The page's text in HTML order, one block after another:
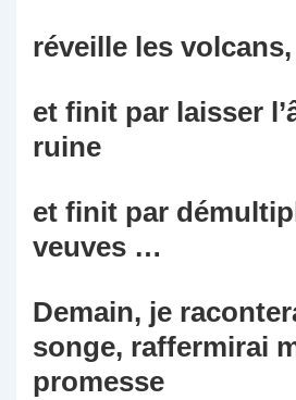
réveille les volcans,
et finit par laisser
ruine
et finit par
veuves …
Demain, je
songe, raffermirai
promesse